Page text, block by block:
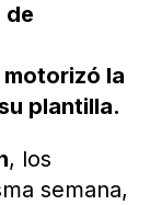
de
la
plantilla.
, los
semana,